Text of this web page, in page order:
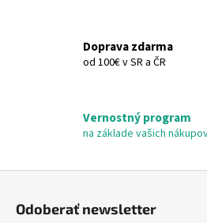
s
u
Doprava zdarma
od 100€ v SR a ČR
Vernostný program
na základe vašich
Odoberať newsletter